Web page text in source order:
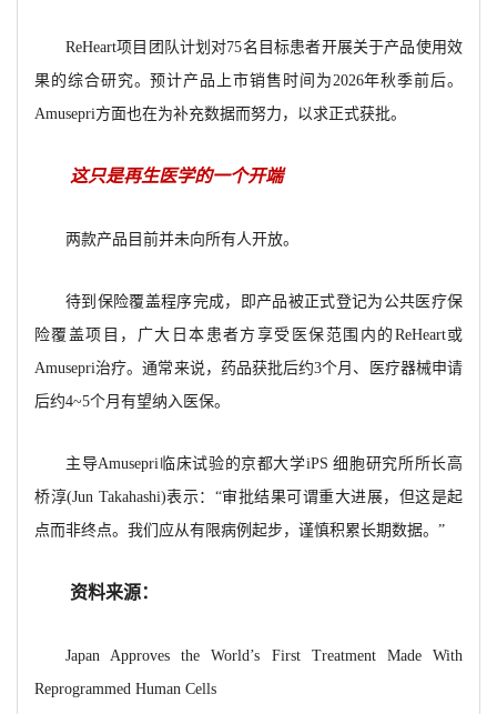
ReHeart项目团队计划对75名目标患者开展关于产品使用效
果的综合研究。预计产品上市销售时间为2026年秋季前后。
Amusepri方面也在为补充数据而努力，以求正式获批。
这只是再生医学的一个开端
两款产品目前并未向所有人开放。
待到保险覆盖程序完成，即产品被正式登记为公共医疗保
险覆盖项目，广大日本患者方享受医保范围内的ReHeart或
Amusepri治疗。通常来说，药品获批后约3个月、医疗器械申请
后约4~5个月有望纳入医保。
主导Amusepri临床试验的京都大学iPS 细胞研究所所长高
桥淳(Jun Takahashi)表示：“审批结果可谓重大进展，但这是起
点而非终点。我们应从有限病例起步，谨慎积累长期数据。”
资料来源：
Japan Approves the World’s First Treatment Made With
Reprogrammed Human Cells